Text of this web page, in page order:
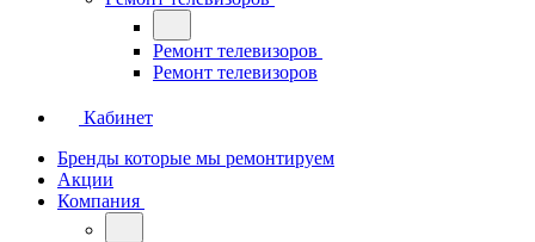
Ремонт телевизоров
Ремонт телевизоров
Кабинет
Бренды которые мы ремонтируем
Акции
Компания